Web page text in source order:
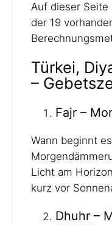
Auf dieser Seite
der 19
Türkei,
–
Fajr –
Wann beginnt
Licht am
kurz vor
Dhuhr –